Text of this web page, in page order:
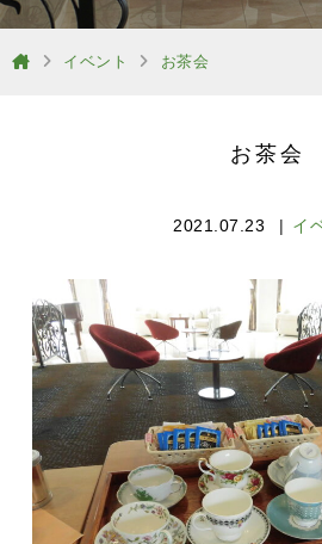
イベント お茶会
お茶会
2021.07.23 イ